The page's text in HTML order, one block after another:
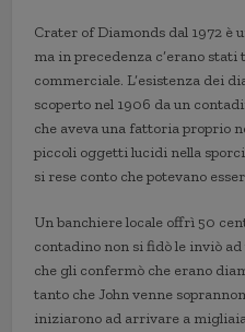
Crater of Diamonds dal 1972 è
ma in precedenza c’erano
commerciale. L’esistenza dei
scoperto nel 1906 da un
che aveva una fattoria proprio
piccoli oggetti lucidi nella
si rese conto che potevano
Un banchiere locale offrì 50
contadino non si fidò le inviò
che gli confermò che erano
tanto che John venne
iniziarono ad arrivare a